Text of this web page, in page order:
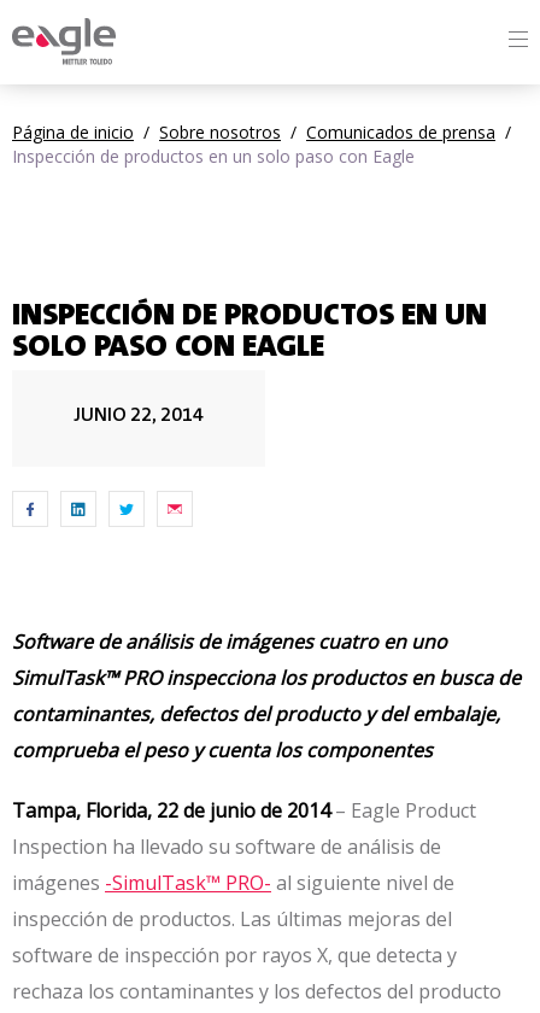
Página de inicio / Sobre nosotros / Comunicados de prensa /
Inspección de productos en un solo paso con Eagle
INSPECCIÓN DE PRODUCTOS EN UN
SOLO PASO CON EAGLE
JUNIO 22, 2014
Software de análisis de imágenes cuatro en uno
SimulTask™ PRO inspecciona los productos en busca de
contaminantes, defectos del producto y del embalaje,
comprueba el peso y cuenta los componentes
Tampa, Florida, 22 de junio de 2014– Eagle Product
Inspection ha llevado su software de análisis de
imágenes -SimulTask™ PRO- al siguiente nivel de
inspección de productos. Las últimas mejoras del
software de inspección por rayos X, que detecta y
rechaza los contaminantes y los defectos del producto